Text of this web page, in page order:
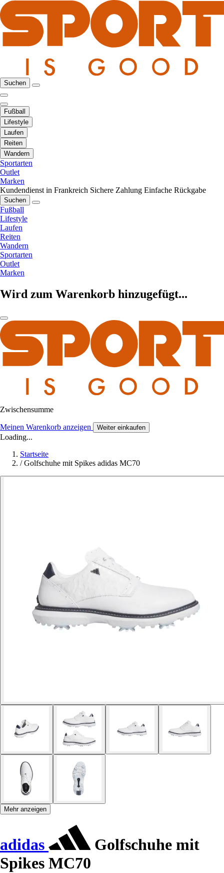
Suchen
Fußball
Lifestyle
Laufen
Reiten
Wandern
Sportarten
Outlet
Marken
Kundendienst in Frankreich Sichere Zahlung Einfache Rückgabe
Suchen
Fußball
Lifestyle
Laufen
Reiten
Wandern
Sportarten
Outlet
Marken
Wird zum Warenkorb hinzugefügt...
Zwischensumme
Meinen Warenkorb anzeigen Weiter einkaufen
Loading...
Startseite
/ Golfschuhe mit Spikes adidas MC70
Mehr anzeigen
adidas
Golfschuhe mit
Spikes MC70